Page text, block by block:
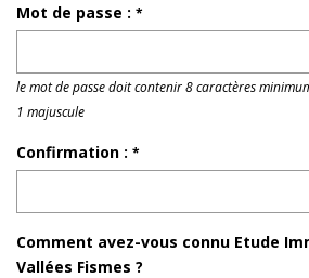
Mot de passe : *
le mot de passe doit contenir 8 caractères
1 majuscule
Confirmation : *
Comment avez-vous connu Etude
Vallées Fismes ?